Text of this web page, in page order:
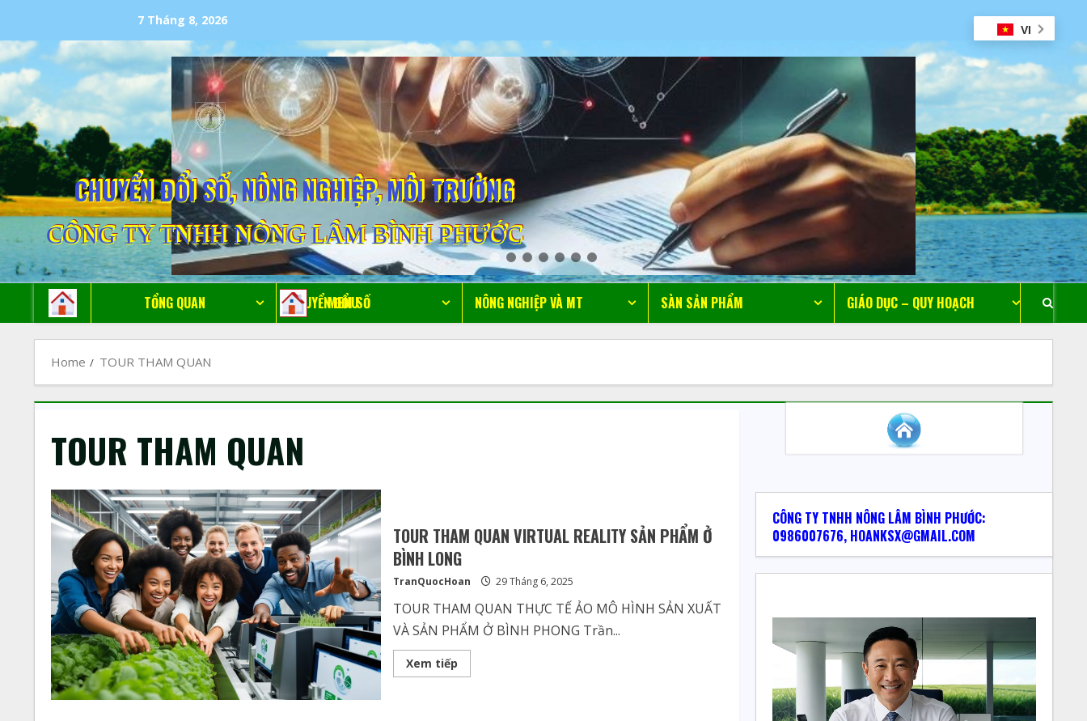
MENU
7 Tháng 8, 2026
CHUYỂN ĐỔI SỐ, NÔNG NGHIỆP, MÔI TRƯỜNG
CÔNG TY TNHH NÔNG LÂM BÌNH PHƯỚC
TỔNG QUAN CHUYỂN ĐỔI SỐ NÔNG NGHIỆP VÀ MT SÀN SẢN PHẨM GIÁO DỤC – QUY HOẠCH
Home TOUR THAM QUAN
TOUR THAM QUAN
TOUR THAM QUAN VIRTUAL REALITY SẢN PHẨM Ở
BÌNH LONG
TranQuocHoan 29 Tháng 6, 2025
TOUR THAM QUAN THỰC TẾ ẢO MÔ HÌNH SẢN XUẤT
VÀ SẢN PHẨM Ở BÌNH PHONG Trần...
Xem tiếp
CÔNG TY TNHH NÔNG LÂM BÌNH PHƯỚC:
0986007676, HOANKSX@GMAIL.COM
VI